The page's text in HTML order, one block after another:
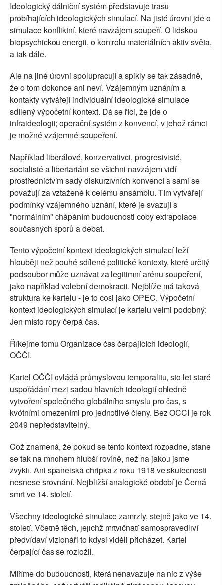
Ideologický dálniční systém představuje trasu
probíhajících ideologických simulací. Na jisté úrovni jde o
simulace konfliktní, které navzájem soupeří. O lidskou
biopsychickou energii, o kontrolu materiálních aktiv světa,
a tak dále.
Ale na jiné úrovni spolupracují a spikly se tak zásadně,
že o tom dokonce ani neví. Vzájemným uznáním a
kontakty vytvářejí individuální ideologické simulace
sdílený výpočetní kontext. Dá se říci, že jde o
infraideologii; operační systém z konvencí, v jehož rámci
je možné vzájemné soupeření.
Například liberálové, konzervativci, progresivisté,
socialisté a libertariáni se všichni navzájem vidí
prostřednictvím sady diskurzívních konvencí a sami se
považují za vztažené k celému ansámblu. Tím vytvářejí
podmínky vzájemného uznání, které je svazují s
"normálním" chápáním budoucnosti coby extrapolace
současných sporů a debat.
Tento výpočetní kontext ideologických simulací leží
hlouběji než pouhé sdílené politické kontexty, které určitý
podsoubor může uznávat za legitimní arénu soupeření,
jako například volební demokracii. Nejblíže má taková
struktura ke kartelu - je to cosi jako OPEC. Výpočetní
kontext ideologických simulací je kartelu velmi podobný:
Jen místo ropy čerpá čas.
Říkejme tomu Organizace čas čerpajících ideologií,
OČČI.
Kartel OČČI ovládá průmyslovou temporalitu, sto let staré
uspořádání mezi sadou hlavních ideologií ohledně
vytvoření společného globálního smyslu pro čas, s
kvótními omezeními pro jednotlivé členy. Bez OČČI je rok
2049 nepředstavitelný.
Což znamená, že pokud se tento kontext rozpadne, stane
se tak na mnohem hlubší rovině, než na jakou jsme
zvyklí. Ani španělská chřipka z roku 1918 ve skutečnosti
nesnese srovnání. Nejbližší analogické období je Černá
smrt ve 14. století.
Všechny ideologické simulace zamrzly, stejně jako ve 14.
století. Včetně těch, jejichž mrtvičnatí samospravedliví
předvídaví vizionáři to kdysi viděli přicházet. Kartel
čerpající čas se rozložil.
Míříme do budoucnosti, která nenavazuje na nic z výše